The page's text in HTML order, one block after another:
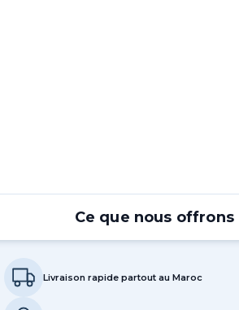
Ce que nous offrons
Livraison rapide partout au Maroc